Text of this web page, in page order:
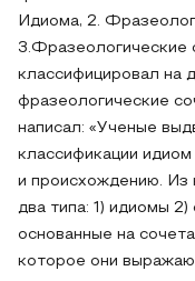
Идиома, 2.
3.Фразеологические
классифицировал на
фразеологические
написал: «Ученые
классификации
и происхождению. Из
два типа: 1) идиомы
основанные на
которое они